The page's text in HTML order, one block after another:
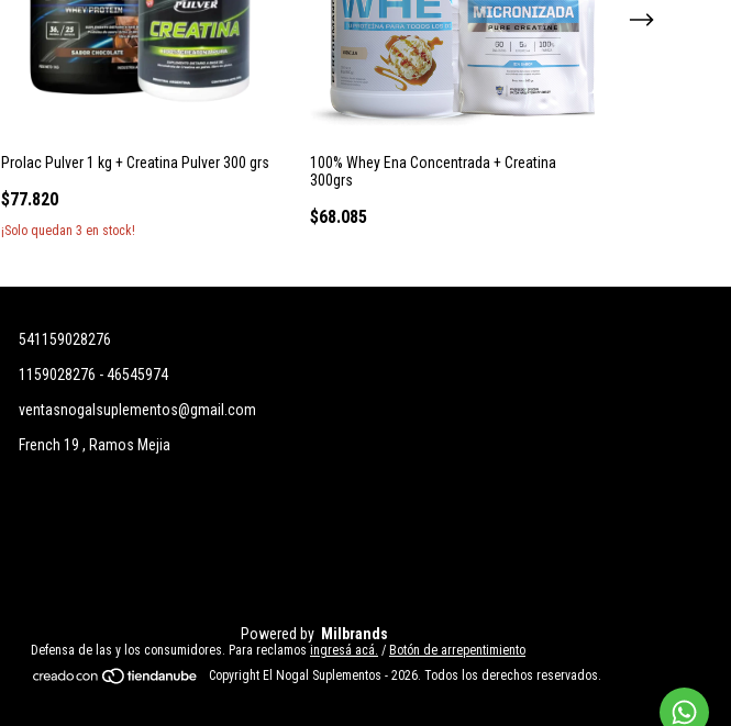
Prolac Pulver 1 kg + Creatina Pulver 300 grs
$77.820
¡Solo quedan 3 en stock!
100% Whey Ena Concentrada + Creatina
300grs
$68.085
541159028276
1159028276 - 46545974
ventasnogalsuplementos@gmail.com
French 19 , Ramos Mejia
Powered by Milbrands
Defensa de las y los consumidores. Para reclamos ingresá acá. / Botón de arrepentimiento
Copyright El Nogal Suplementos - 2026. Todos los derechos reservados.